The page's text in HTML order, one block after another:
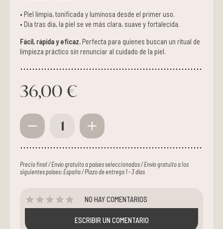
• Piel limpia, tonificada y luminosa desde el primer uso.
• Día tras día, la piel se ve más clara, suave y fortalecida.
Fácil, rápida y eficaz. Perfecta para quienes buscan un ritual de
limpieza práctico sin renunciar al cuidado de la piel.
36,00 €
1
Precio final / Envío gratuito a países seleccionados / Envío gratuito a los
siguientes países: España / Plazo de entrega 1 - 3 días
NO HAY COMENTARIOS
ESCRIBIR UN COMENTARIO